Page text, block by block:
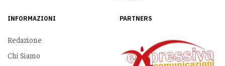
INFORMAZIONI
Redazione
Chi Siamo
PARTNERS